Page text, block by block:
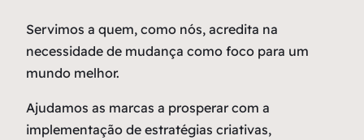
Servimos a quem, como nós, acredita na
necessidade de mudança como foco para um
mundo melhor.
Ajudamos as marcas a prosperar com a
implementação de estratégias criativas,